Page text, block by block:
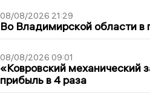
08/08/2026 21:29
Во Владимирской области
08/08/2026 09:01
«Ковровский механический
прибыль в 4 раза